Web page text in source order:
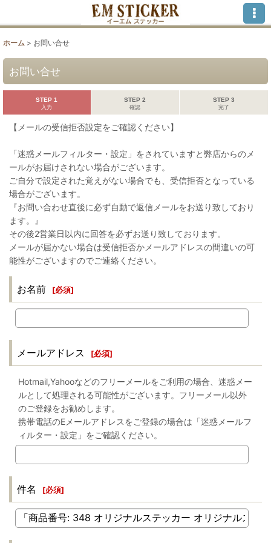
ホーム > お問い合せ
お問い合せ
STEP 1
入力
STEP 2
確認
STEP 3
完了
【メールの受信拒否設定をご確認ください】
「迷惑メールフィルター・設定」をされていますと弊店からのメ
ールがお届けされない場合がございます。
ご自分で設定された覚えがない場合でも、受信拒否となっている
場合がございます。
『お問い合わせ直後に必ず自動で返信メールをお送り致しており
ます。』
その後2営業日以内に回答を必ずお送り致しております。
メールが届かない場合は受信拒否かメールアドレスの間違いの可
能性がございますのでご連絡ください。
お名前 [必須]
メールアドレス [必須]
Hotmail,Yahooなどのフリーメールをご利用の場合、迷惑メー
ルとして処理される可能性がございます。フリーメール以外
のご登録をお勧めします。
携帯電話のEメールアドレスをご登録の場合は「迷惑メールフ
ィルター・設定」をご確認ください。
件名 [必須]